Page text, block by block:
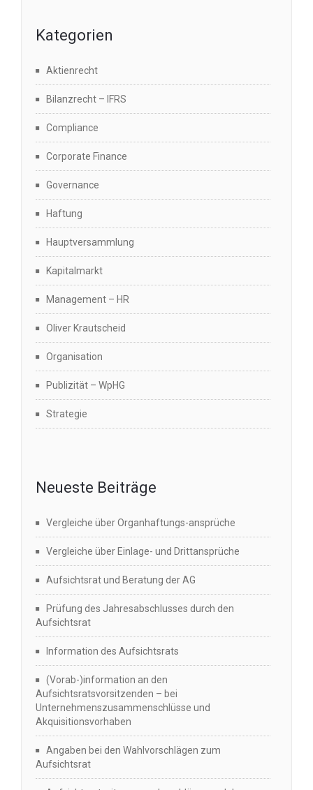
Kategorien
Aktienrecht
Bilanzrecht – IFRS
Compliance
Corporate Finance
Governance
Haftung
Hauptversammlung
Kapitalmarkt
Management – HR
Oliver Krautscheid
Organisation
Publizität – WpHG
Strategie
Neueste Beiträge
Vergleiche über Organhaftungs-ansprüche
Vergleiche über Einlage- und Drittansprüche
Aufsichtsrat und Beratung der AG
Prüfung des Jahresabschlusses durch den
Aufsichtsrat
Information des Aufsichtsrats
(Vorab-)information an den
Aufsichtsratsvorsitzenden – bei
Unternehmenszusammenschlüsse und
Akquisitionsvorhaben
Angaben bei den Wahlvorschlägen zum
Aufsichtsrat